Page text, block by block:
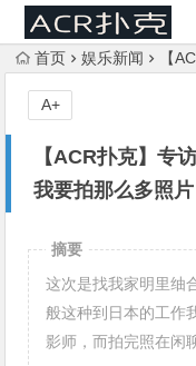
首页 娱乐新闻 【
【ACR扑克】专
我要拍那么多照片
A+
摘要
这次是找我家明里䌷
般这种到日本的工作
影师，而拍完照在闲